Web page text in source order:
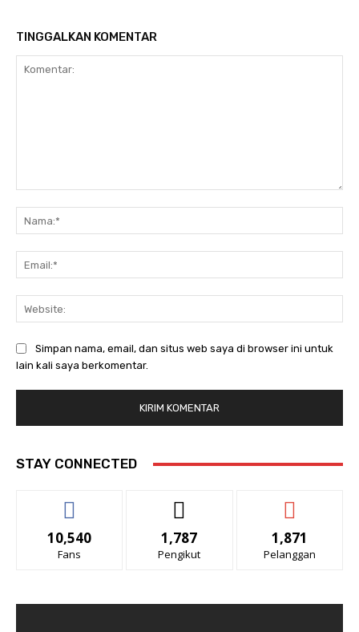
TINGGALKAN KOMENTAR
Simpan nama, email, dan situs web saya di browser ini untuk
lain kali saya berkomentar.
STAY CONNECTED
10,540
Fans
1,787
Pengikut
1,871
Pelanggan